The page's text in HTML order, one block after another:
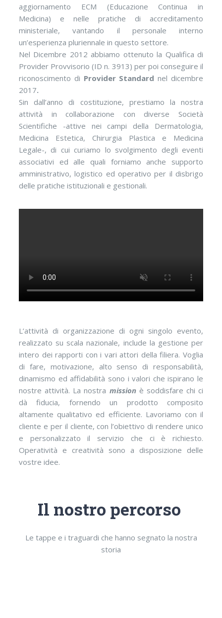
aggiornamento ECM (Educazione Continua in
Medicina) e nelle pratiche di accreditamento
ministeriale, vantando il personale interno
un’esperienza pluriennale in questo settore.
Nel Dicembre 2012 abbiamo ottenuto la Qualifica di
Provider Provvisorio (ID n. 3913) per poi conseguire il
riconoscimento di Provider Standard nel dicembre
2017.
Sin dall’anno di costituzione, prestiamo la nostra
attività in collaborazione con diverse Società
Scientifiche -attive nei campi della Dermatologia,
Medicina Estetica, Chirurgia Plastica e Medicina
Legale-, di cui curiamo lo svolgimento degli eventi
associativi ed alle quali forniamo anche supporto
amministrativo, logistico ed operativo per il disbrigo
delle pratiche istituzionali e gestionali.
L’attività di organizzazione di ogni singolo evento,
realizzato su scala nazionale, include la gestione per
intero dei rapporti con i vari attori della filiera. Voglia
di fare, motivazione, alto senso di responsabilità,
dinamismo ed affidabilità sono i valori che ispirano le
nostre attività. La nostra missionè soddisfare chi ci
dà fiducia, fornendo un prodotto composito
altamente qualitativo ed efficiente. Lavoriamo con il
cliente e per il cliente, con l’obiettivo di rendere unico
e personalizzato il servizio che ci è richiesto.
Operatività e creatività sono a disposizione delle
vostre idee.
Il nostro percorso
Le tappe e i traguardi che hanno segnato la nostra
storia